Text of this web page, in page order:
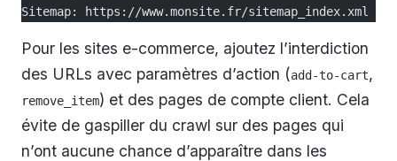
Sitemap: https://www.monsite.fr/sitemap_index.xml
Pour les sites e-commerce, ajoutez l’interdiction
des URLs avec paramètres d’action (add-to-cart,
remove_item) et des pages de compte client. Cela
évite de gaspiller du crawl sur des pages qui
n’ont aucune chance d’apparaître dans les